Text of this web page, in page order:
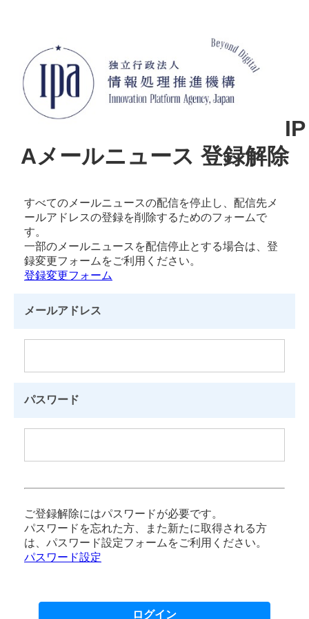
IP
Aメールニュース 登録解除
すべてのメールニュースの配信を停止し、配信先メ
ールアドレスの登録を削除するためのフォームで
す。
一部のメールニュースを配信停止とする場合は、登
録変更フォームをご利用ください。
登録変更フォーム
メールアドレス
パスワード
ご登録解除にはパスワードが必要です。
パスワードを忘れた方、また新たに取得される方
は、パスワード設定フォームをご利用ください。
パスワード設定